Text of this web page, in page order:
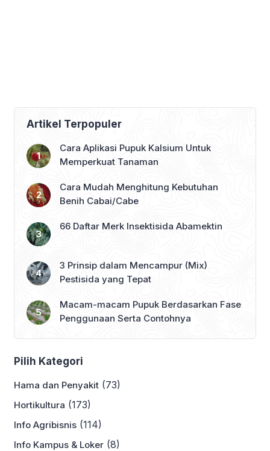
Artikel Terpopuler
Cara Aplikasi Pupuk Kalsium Untuk
Memperkuat Tanaman
Cara Mudah Menghitung Kebutuhan
Benih Cabai/Cabe
66 Daftar Merk Insektisida Abamektin
3 Prinsip dalam Mencampur (Mix)
Pestisida yang Tepat
Macam-macam Pupuk Berdasarkan Fase
Penggunaan Serta Contohnya
Pilih Kategori
Hama dan Penyakit (73)
Hortikultura (173)
Info Agribisnis (114)
Info Kampus & Loker (8)